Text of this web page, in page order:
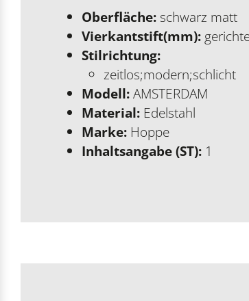
Oberfläche: schwarz matt
Vierkantstift(mm):
Stilrichtung:
zeitlos;modern;schlicht
Modell:AMSTERDAM
Material: Edelstahl
Marke: Hoppe
Inhaltsangabe (ST): 1